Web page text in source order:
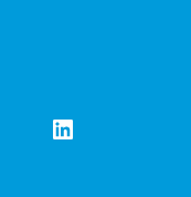
LinkedIn